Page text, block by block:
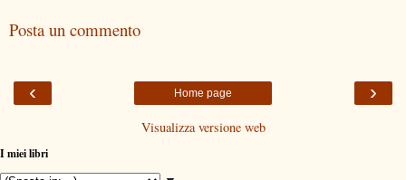
Posta un commento
‹ ›
Home page
Visualizza versione web
I miei libri